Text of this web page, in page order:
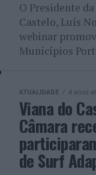
O Presidente
Castelo, Luís
webinar
Municípios
ATUALIDADE 4 anos
Viana do
Câmara
de Surf